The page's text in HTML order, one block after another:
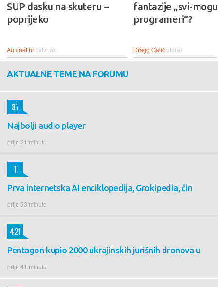
SUP dasku na skuteru –
poprijeko
Autonet.hrčetvrtak
fantazije „svi-
programeri“?
Drago Galić utorak
AKTUALNE TEME NA FORUMU
Najbolji audio player
prije 21 minutu
87
Prva internetska AI enciklopedija, Grokipedia, čin
prije 33 minute
1
Pentagon kupio 2000 ukrajinskih jurišnih dronova u
prije 41 minutu
421